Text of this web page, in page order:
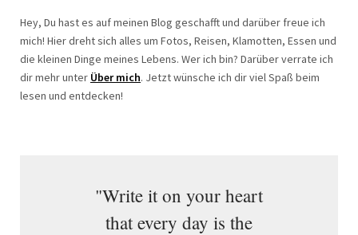
Hey, Du hast es auf meinen Blog geschafft und darüber freue ich
mich! Hier dreht sich alles um Fotos, Reisen, Klamotten, Essen und
die kleinen Dinge meines Lebens. Wer ich bin? Darüber verrate ich
dir mehr unter Über mich. Jetzt wünsche ich dir viel Spaß beim
lesen und entdecken!
"Write it on your heart
that every day is the